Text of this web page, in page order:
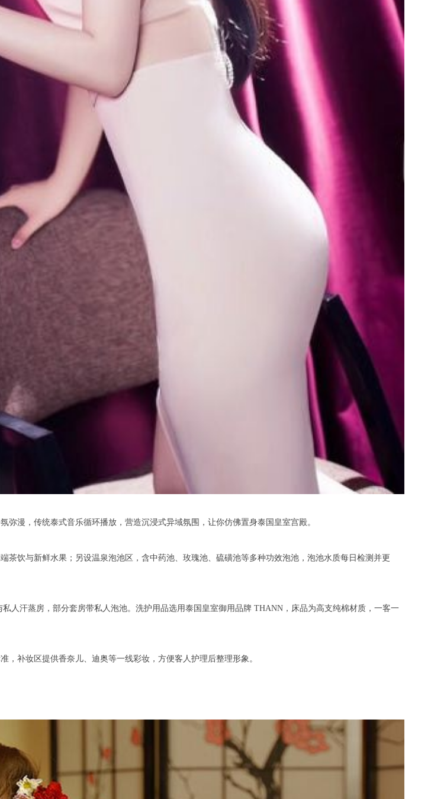
漫，传统泰式音乐循环播放，营造沉浸式异域氛围，让你仿佛置身泰国皇室宫殿。
饮与新鲜水果；另设温泉泡池区，含中药池、玫瑰池、硫磺池等多种功效泡池，泡池水质每日检测并更
汗蒸房，部分套房带私人泡池。洗护用品选用泰国皇室御用品牌 THANN，床品为高支纯棉材质，一客一
补妆区提供香奈儿、迪奥等一线彩妆，方便客人护理后整理形象。